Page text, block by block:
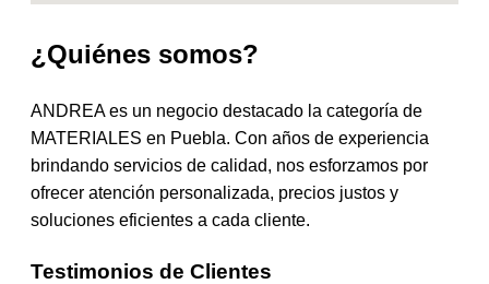
¿Quiénes somos?
ANDREA es un negocio destacado la categoría de
MATERIALES en Puebla. Con años de experiencia
brindando servicios de calidad, nos esforzamos por
ofrecer atención personalizada, precios justos y
soluciones eficientes a cada cliente.
Testimonios de Clientes